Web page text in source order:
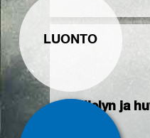
Viljelyn ja
LUONTO